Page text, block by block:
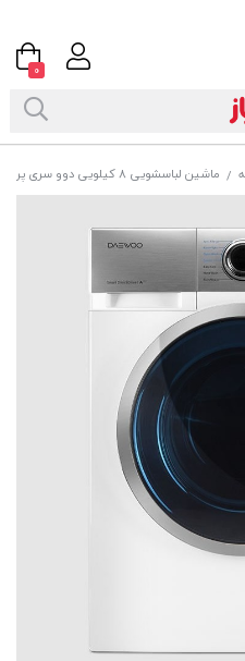
/ ماشین لباسشویی 8 کیلویی دوو سری پرو مدل DWK-Pro84TS سفید
0